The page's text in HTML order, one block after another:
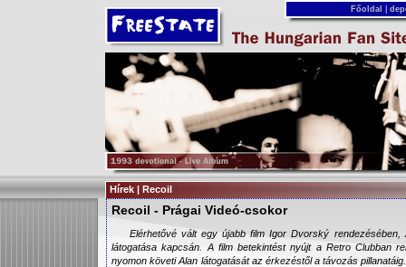
Főoldal
Hírek | Recoil
Recoil - Prágai Videó-csokor
Elérhetővé vált egy újabb film Igor Dvorský rendezésében,
látogatása kapcsán. A film betekintést nyújt a Retro Clubban
nyomon követi Alan látogatását az érkezéstől a távozás